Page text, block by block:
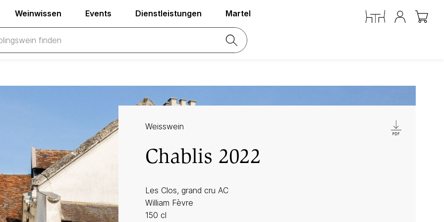
Weinwissen Events Dienstleistungen Martel
Weisswein
Chablis 2022
Les Clos, grand cru AC
William Fèvre
150 cl